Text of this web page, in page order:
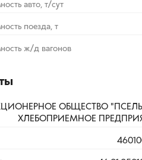
авто, т/сут
поезда, т
ж/д вагонов
ОБЩЕСТВО
ХЛЕБОПРИЕМНОЕ